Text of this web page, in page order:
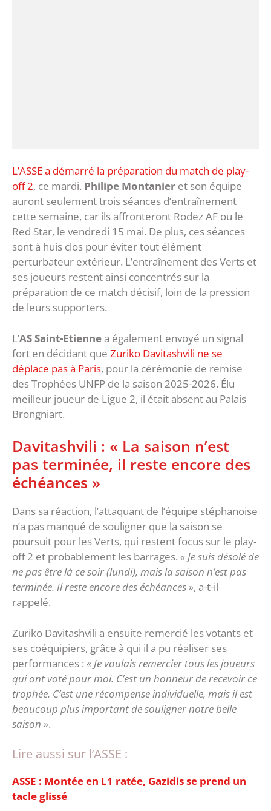
L’ASSE a démarré la préparation du match de play-
off 2, ce mardi. Philipe Montanier et son équipe
auront seulement trois séances d’entraînement
cette semaine, car ils affronteront Rodez AF ou le
Red Star, le vendredi 15 mai. De plus, ces séances
sont à huis clos pour éviter tout élément
perturbateur extérieur. L’entraînement des Verts et
ses joueurs restent ainsi concentrés sur la
préparation de ce match décisif, loin de la pression
de leurs supporters.
L’AS Saint-Etiennea également envoyé un signal
fort en décidant que Zuriko Davitashvili ne se
déplace pas à Paris, pour la cérémonie de remise
des Trophées UNFP de la saison 2025-2026. Élu
meilleur joueur de Ligue 2, il était absent au Palais
Brongniart.
Davitashvili : « La saison n’est
pas terminée, il reste encore des
échéances »
Dans sa réaction, l’attaquant de l’équipe stéphanoise
n’a pas manqué de souligner que la saison se
poursuit pour les Verts, qui restent focus sur le play-
off 2 et probablement les barrages. « Je suis désolé de
ne pas être là ce soir (lundi), mais la saison n’est pas
terminée. Il reste encore des échéances », a-t-il
rappelé.
Zuriko Davitashvili a ensuite remercié les votants et
ses coéquipiers, grâce à qui il a pu réaliser ses
performances : « Je voulais remercier tous les joueurs
qui ont voté pour moi. C’est un honneur de recevoir ce
trophée. C’est une récompense individuelle, mais il est
beaucoup plus important de souligner notre belle
saison ».
Lire aussi sur l’ASSE :
ASSE : Montée en L1 ratée, Gazidis se prend un
tacle glissé